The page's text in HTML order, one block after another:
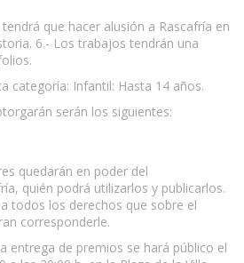
que hacer alusión a Rascafría en
6.- Los trabajos tendrán una
categoría: Infantil: Hasta 14 años.
serán los siguientes:
quedarán en poder del
quién podrá utilizarlos y publicarlos.
todos los derechos que sobre el
corresponderle.
entrega de premios se hará público el